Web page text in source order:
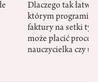
Dlaczego tak
którym
faktury na setki
może płacić
nauczycielka czy